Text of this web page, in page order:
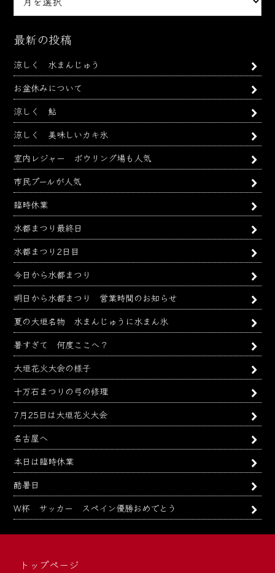
ー
イ
ブ
最新の投稿
涼しく 水まんじゅう
お盆休みについて
涼しく 鮎
涼しく 美味しいカキ氷
室内レジャー ボウリング場も人気
市民プールが人気
臨時休業
水都まつり最終日
水都まつり2日目
今日から水都まつり
明日から水都まつり 営業時間のお知らせ
夏の大垣名物 水まんじゅうに水まん氷
暑すぎて 何度ここへ？
大垣花火大会の様子
十万石まつりの弓の修理
7月25日は大垣花火大会
名古屋へ
本日は臨時休業
酷暑日
W杯 サッカー スペイン優勝おめでとう
トップページ